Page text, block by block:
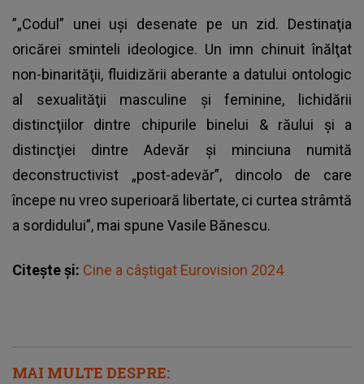
”„Codul” unei uşi desenate pe un zid. Destinaţia
oricărei sminteli ideologice. Un imn chinuit înălţat
non-binarităţii, fluidizării aberante a datului ontologic
al sexualităţii masculine şi feminine, lichidării
distincţiilor dintre chipurile binelui & răului şi a
distincţiei dintre Adevăr şi minciuna numită
deconstructivist „post-adevăr”, dincolo de care
începe nu vreo superioară libertate, ci curtea strâmtă
a sordidului”, mai spune Vasile Bănescu.
Citește și: Cine a câștigat Eurovision 2024
MAI MULTE DESPRE: